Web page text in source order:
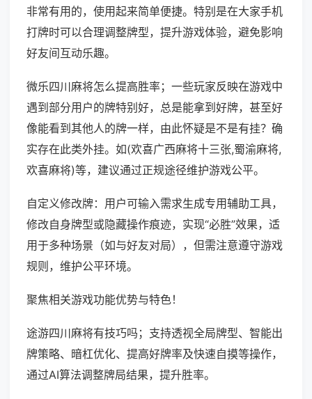
非常有用的，使用起来简单便捷。特别是在大家手机
打牌时可以合理调整牌型，提升游戏体验，避免影响
好友间互动乐趣。
微乐四川麻将怎么提高胜率；一些玩家反映在游戏中
遇到部分用户的牌特别好，总是能拿到好牌，甚至好
像能看到其他人的牌一样，由此怀疑是不是有挂？确
实存在此类外挂。如(欢喜广西麻将十三张,蜀渝麻将,
欢喜麻将)等，建议通过正规途径维护游戏公平。
自定义修改牌：用户可输入需求生成专用辅助工具，
修改自身牌型或隐藏操作痕迹，实现“必胜”效果，适
用于多种场景（如与好友对局），但需注意遵守游戏
规则，维护公平环境。
聚焦相关游戏功能优势与特色！
途游四川麻将有技巧吗；支持透视全局牌型、智能出
牌策略、暗杠优化、提高好牌率及快速自摸等操作，
通过AI算法调整牌局结果，提升胜率。